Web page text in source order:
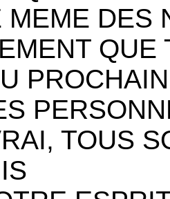
MEME DES
QUE
TOUS